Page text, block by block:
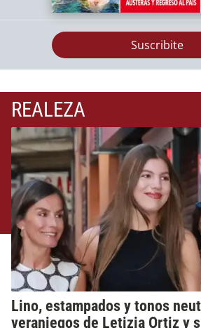
Suscribite
REALEZA
Lino, estampados y tonos
veraniegos de Letizia Ortiz y